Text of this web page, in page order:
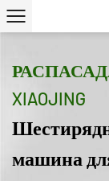
XIAOJING
машина